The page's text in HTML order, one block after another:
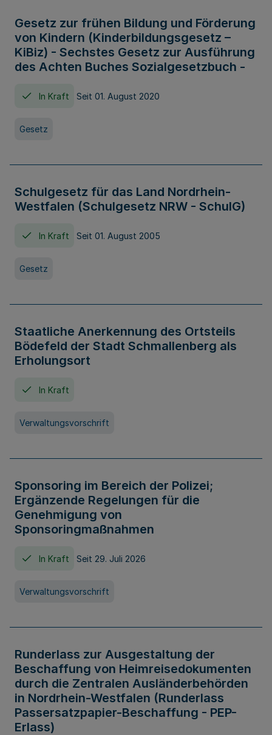
Gesetz zur frühen Bildung und Förderung
von Kindern (Kinderbildungsgesetz –
KiBiz) - Sechstes Gesetz zur Ausführung
des Achten Buches Sozialgesetzbuch -
In Kraft Seit 01. August 2020
Gesetz
Schulgesetz für das Land Nordrhein-
Westfalen (Schulgesetz NRW - SchulG)
In Kraft Seit 01. August 2005
Gesetz
Staatliche Anerkennung des Ortsteils
Bödefeld der Stadt Schmallenberg als
Erholungsort
In Kraft
Verwaltungsvorschrift
Sponsoring im Bereich der Polizei;
Ergänzende Regelungen für die
Genehmigung von
Sponsoringmaßnahmen
In Kraft Seit 29. Juli 2026
Verwaltungsvorschrift
Runderlass zur Ausgestaltung der
Beschaffung von Heimreisedokumenten
durch die Zentralen Ausländerbehörden
in Nordrhein-Westfalen (Runderlass
Passersatzpapier-Beschaffung - PEP-
Erlass)